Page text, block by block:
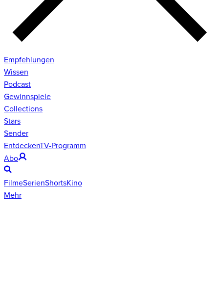
Empfehlungen
Wissen
Podcast
Gewinnspiele
Collections
Stars
Sender
EntdeckenTV-Programm
Abo
FilmeSerienShortsKino
Mehr